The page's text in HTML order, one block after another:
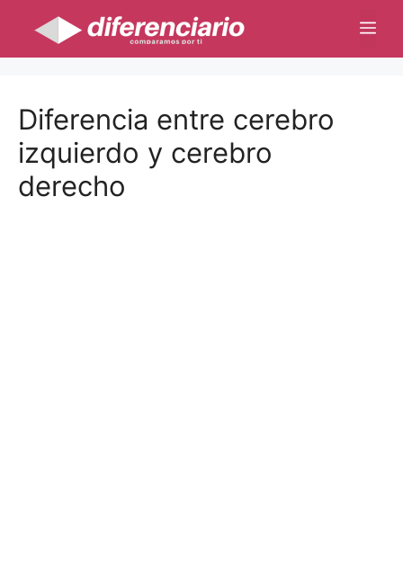
contenido
Diferencia entre cerebro
izquierdo y cerebro
derecho